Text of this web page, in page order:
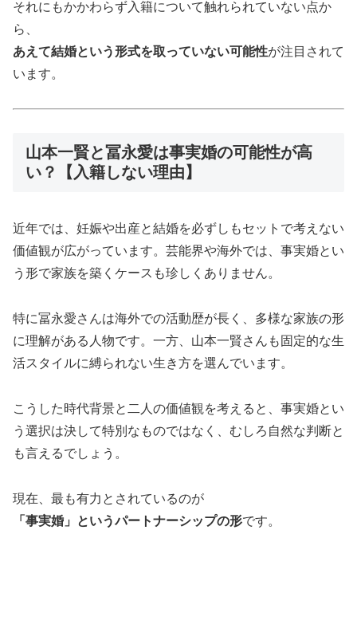
それにもかかわらず入籍について触れられていない点か
ら、
あえて結婚という形式を取っていない可能性が注目されて
います。
山本一賢と冨永愛は事実婚の可能性が高
い？【入籍しない理由】
近年では、妊娠や出産と結婚を必ずしもセットで考えない
価値観が広がっています。芸能界や海外では、事実婚とい
う形で家族を築くケースも珍しくありません。
特に冨永愛さんは海外での活動歴が長く、多様な家族の形
に理解がある人物です。一方、山本一賢さんも固定的な生
活スタイルに縛られない生き方を選んでいます。
こうした時代背景と二人の価値観を考えると、事実婚とい
う選択は決して特別なものではなく、むしろ自然な判断と
も言えるでしょう。
現在、最も有力とされているのが
「事実婚」というパートナーシップの形です。